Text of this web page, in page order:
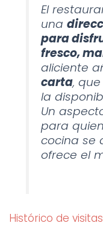
El
una
para
fresco,
aliciente
carta,
la
Un
para
cocina se
ofrece el
Histórico de visitas